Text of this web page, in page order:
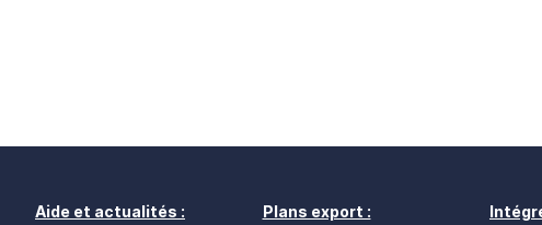
Aide et actualités : Plans export :